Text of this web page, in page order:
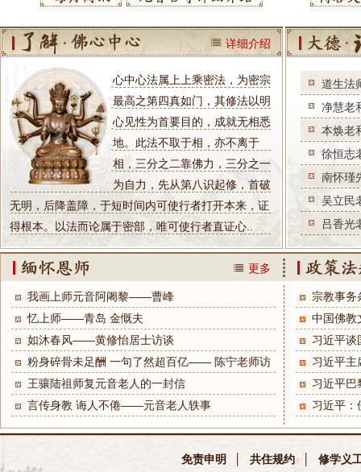
详细介绍
心中心法属上上乘密法，为密宗
最高之第四真如门，其修法以明
心见性为首要目的，成就无相悉
地。此法不取于相，亦不离于
相，三分之二靠佛力，三分之一
为自力，先从第八识起修，首破
无明，后降盖障，于短时间内可使行者打开本来，证
得根本。以法而论属于密部，唯可使行者直证心..
道生法
净慧老
本焕老
徐恒志
南怀瑾
吴立民
吕香光
更多
我画上师元音阿阇黎——曹峰
忆上师——青岛 金慨夫
如沐春风——黄修怡居士访谈
粉身碎骨未足酬 一句了然超百亿—— 陈宁老师访
谈 王骧陆祖师复元音老人的一封信
言传身教 诲人不倦——元音老人轶事
宗教事务
中国佛教
习近平谈
习近平主
习近平巴
习近平：
免责申明 共住规约
修学义